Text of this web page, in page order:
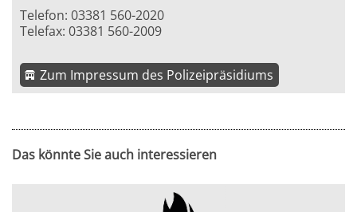
Telefon: 03381 560-2020
Telefax: 03381 560-2009
Zum Impressum des Polizeipräsidiums
Das könnte Sie auch interessieren